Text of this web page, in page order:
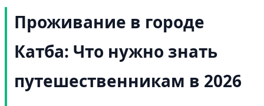
Проживание в городе
Катба: Что нужно знать
путешественникам в 2026